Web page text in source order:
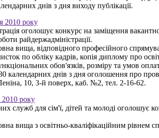
днів з дня виходу публікації.
2010 року
оголошує конкурс на заміщення
райдержадміністрації.
вища, відповідного професійного
по обліку кадрів, копія диплому про
обов'язків, розміру та умов
календарних днів з дня оголошення про
10, 3-й поверх, каб. №2, тел. 2-16-62.
року
служб для сім'ї, дітей та молоді оголошує
вища з освітньо-кваліфікаційним рівнем